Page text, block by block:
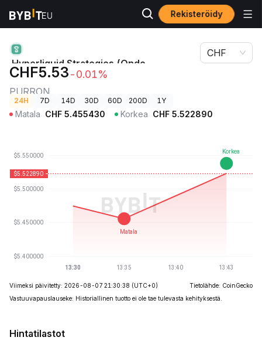
Rekisteröidy
Kryptohinnat
Hyperliquid Strategies (Ondo Tokenized)-hinta
Hyperliquid Strategies (Ondo
Tokenized)-hinta
PURRON
CHF5.53-0.01%
CHF
24H 7D 14D 30D 60D 200D 1Y
Matala CHF 5.455430 Korkea CHF 5.522890
Viimeksi päivitetty: 2026-08-07 21:30:38 (UTC+0)
Tietolähde: CoinGecko
Vastuuvapauslauseke: Historiallinen tuotto ei ole tae tulevasta kehityksestä.
Hintatilastot